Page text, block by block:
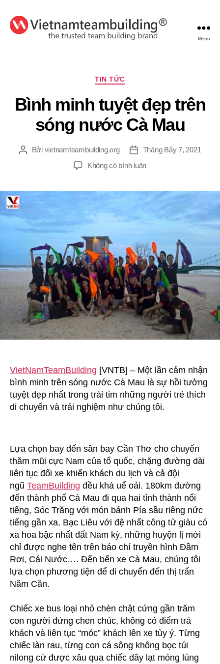
Menu
Chuyên
TIN TỨC
Bình minh tuyệt đẹp trên
sóng nước Cà Mau
TácBởi vietnamteambuilding.org
Ngày
đăng
Tháng Bảy 7, 2021
Không có bình luậnở
tuyệt
trên
nước
Cà
Mau
VietNamTeamBuilding [VNTB] – Một lần cảm nhận
bình minh trên sóng nước Cà Mau là sự hồi tưởng
tuyệt đẹp nhất trong trái tim những người trẻ thích
di chuyển và trải nghiệm như chúng tôi.
Lựa chọn bay đến sân bay Cần Thơ cho chuyến
thăm mũi cực Nam của tổ quốc, chặng đường dài
liên tục đổi xe khiến khách du lịch và cả đội
ngũ TeamBuilding đều khá uể oải. 180km đường
đến thành phố Cà Mau đi qua hai tỉnh thành nổi
tiếng, Sóc Trăng với món bánh Pía sầu riêng nức
tiếng gần xa, Bạc Liêu với đệ nhất công tử giàu có
xa hoa bậc nhất đất Nam kỳ, những huyện lị mới
chỉ được nghe tên trên báo chí truyền hình Đầm
Rơi, Cái Nước…. Đến bến xe Cà Mau, chúng tôi
lựa chọn phương tiện để di chuyển đến thị trấn
Năm Căn.
Chiếc xe bus loại nhỏ chèn chật cứng gần trăm
con người đứng chen chúc, không có điểm trả
khách và liên tục “móc” khách lên xe tùy ý. Từng
chiếc làn rau, từng con cá sông không bọc túi
nilong cứ được xâu qua chiếc dây lạt mỏng lủng